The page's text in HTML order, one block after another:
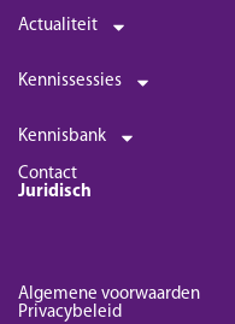
Actualiteit
Kennissessies
Kennisbank
Contact
Juridisch
Algemene voorwaarden
Privacybeleid